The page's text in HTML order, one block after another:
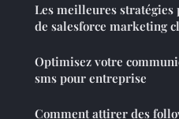
Les meilleures
de salesforce marketing
Optimisez votre
sms pour entreprise
Comment attirer des